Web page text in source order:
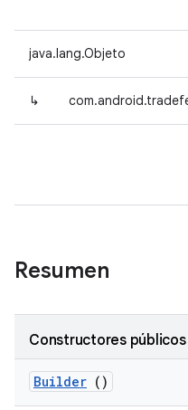
java.lang.Objeto
↳
Resumen
Constructores públicos
Builder ()